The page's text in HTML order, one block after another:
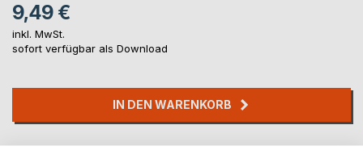
9,49 €
inkl. MwSt.
sofort verfügbar als Download
IN DEN WARENKORB